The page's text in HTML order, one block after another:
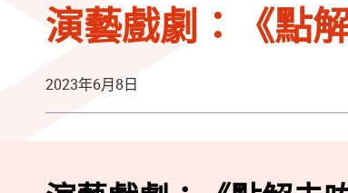
演藝戲劇：《點
2023年6月8日